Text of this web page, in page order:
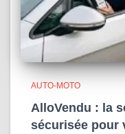
AUTO-MOTO
AlloVendu : la
sécurisée pour